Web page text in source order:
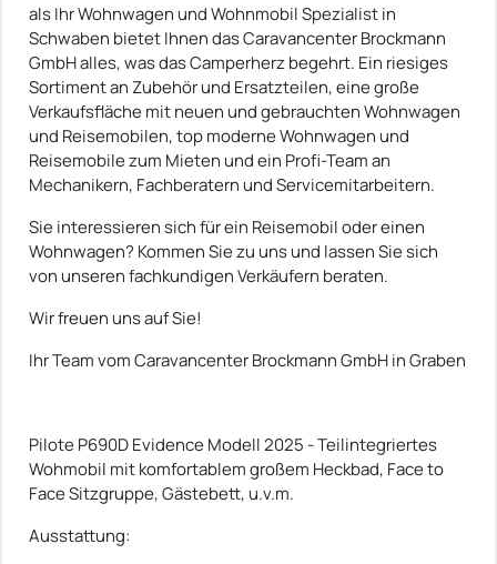
als Ihr Wohnwagen und Wohnmobil Spezialist in
Schwaben bietet Ihnen das Caravancenter Brockmann
GmbH alles, was das Camperherz begehrt. Ein riesiges
Sortiment an Zubehör und Ersatzteilen, eine große
Verkaufsfläche mit neuen und gebrauchten Wohnwagen
und Reisemobilen, top moderne Wohnwagen und
Reisemobile zum Mieten und ein Profi-Team an
Mechanikern, Fachberatern und Servicemitarbeitern.
Sie interessieren sich für ein Reisemobil oder einen
Wohnwagen? Kommen Sie zu uns und lassen Sie sich
von unseren fachkundigen Verkäufern beraten.
Wir freuen uns auf Sie!
Ihr Team vom Caravancenter Brockmann GmbH in Graben
Pilote P690D Evidence Modell 2025 - Teilintegriertes
Wohmobil mit komfortablem großem Heckbad, Face to
Face Sitzgruppe, Gästebett, u.v.m.
Ausstattung: